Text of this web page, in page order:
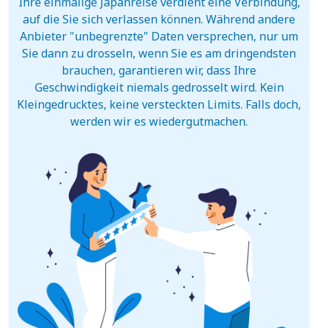
auf die Sie sich verlassen können. Während andere
Anbieter "unbegrenzte" Daten versprechen, nur um
Sie dann zu drosseln, wenn Sie es am dringendsten
brauchen, garantieren wir, dass Ihre
Geschwindigkeit niemals gedrosselt wird. Kein
Kleingedrucktes, keine versteckten Limits. Falls doch,
werden wir es wiedergutmachen.